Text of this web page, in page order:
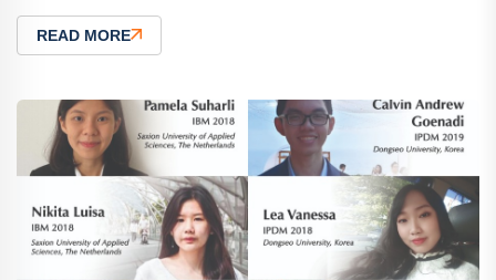
READ MORE